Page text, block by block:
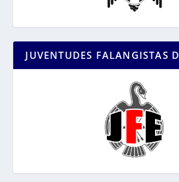
JUVENTUDES FALANGISTAS